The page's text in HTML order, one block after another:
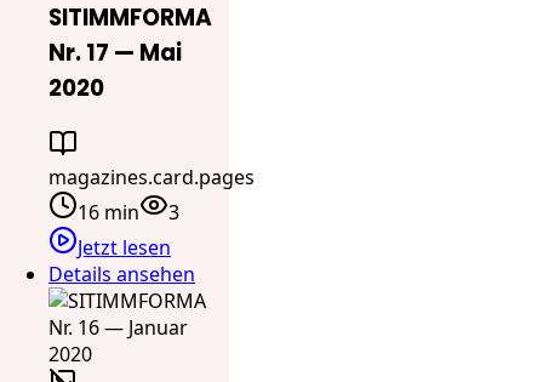
SITIMMFORMA
Nr. 17 — Mai
2020
magazines.card.pages
16 min
3
Jetzt lesen
Details ansehen